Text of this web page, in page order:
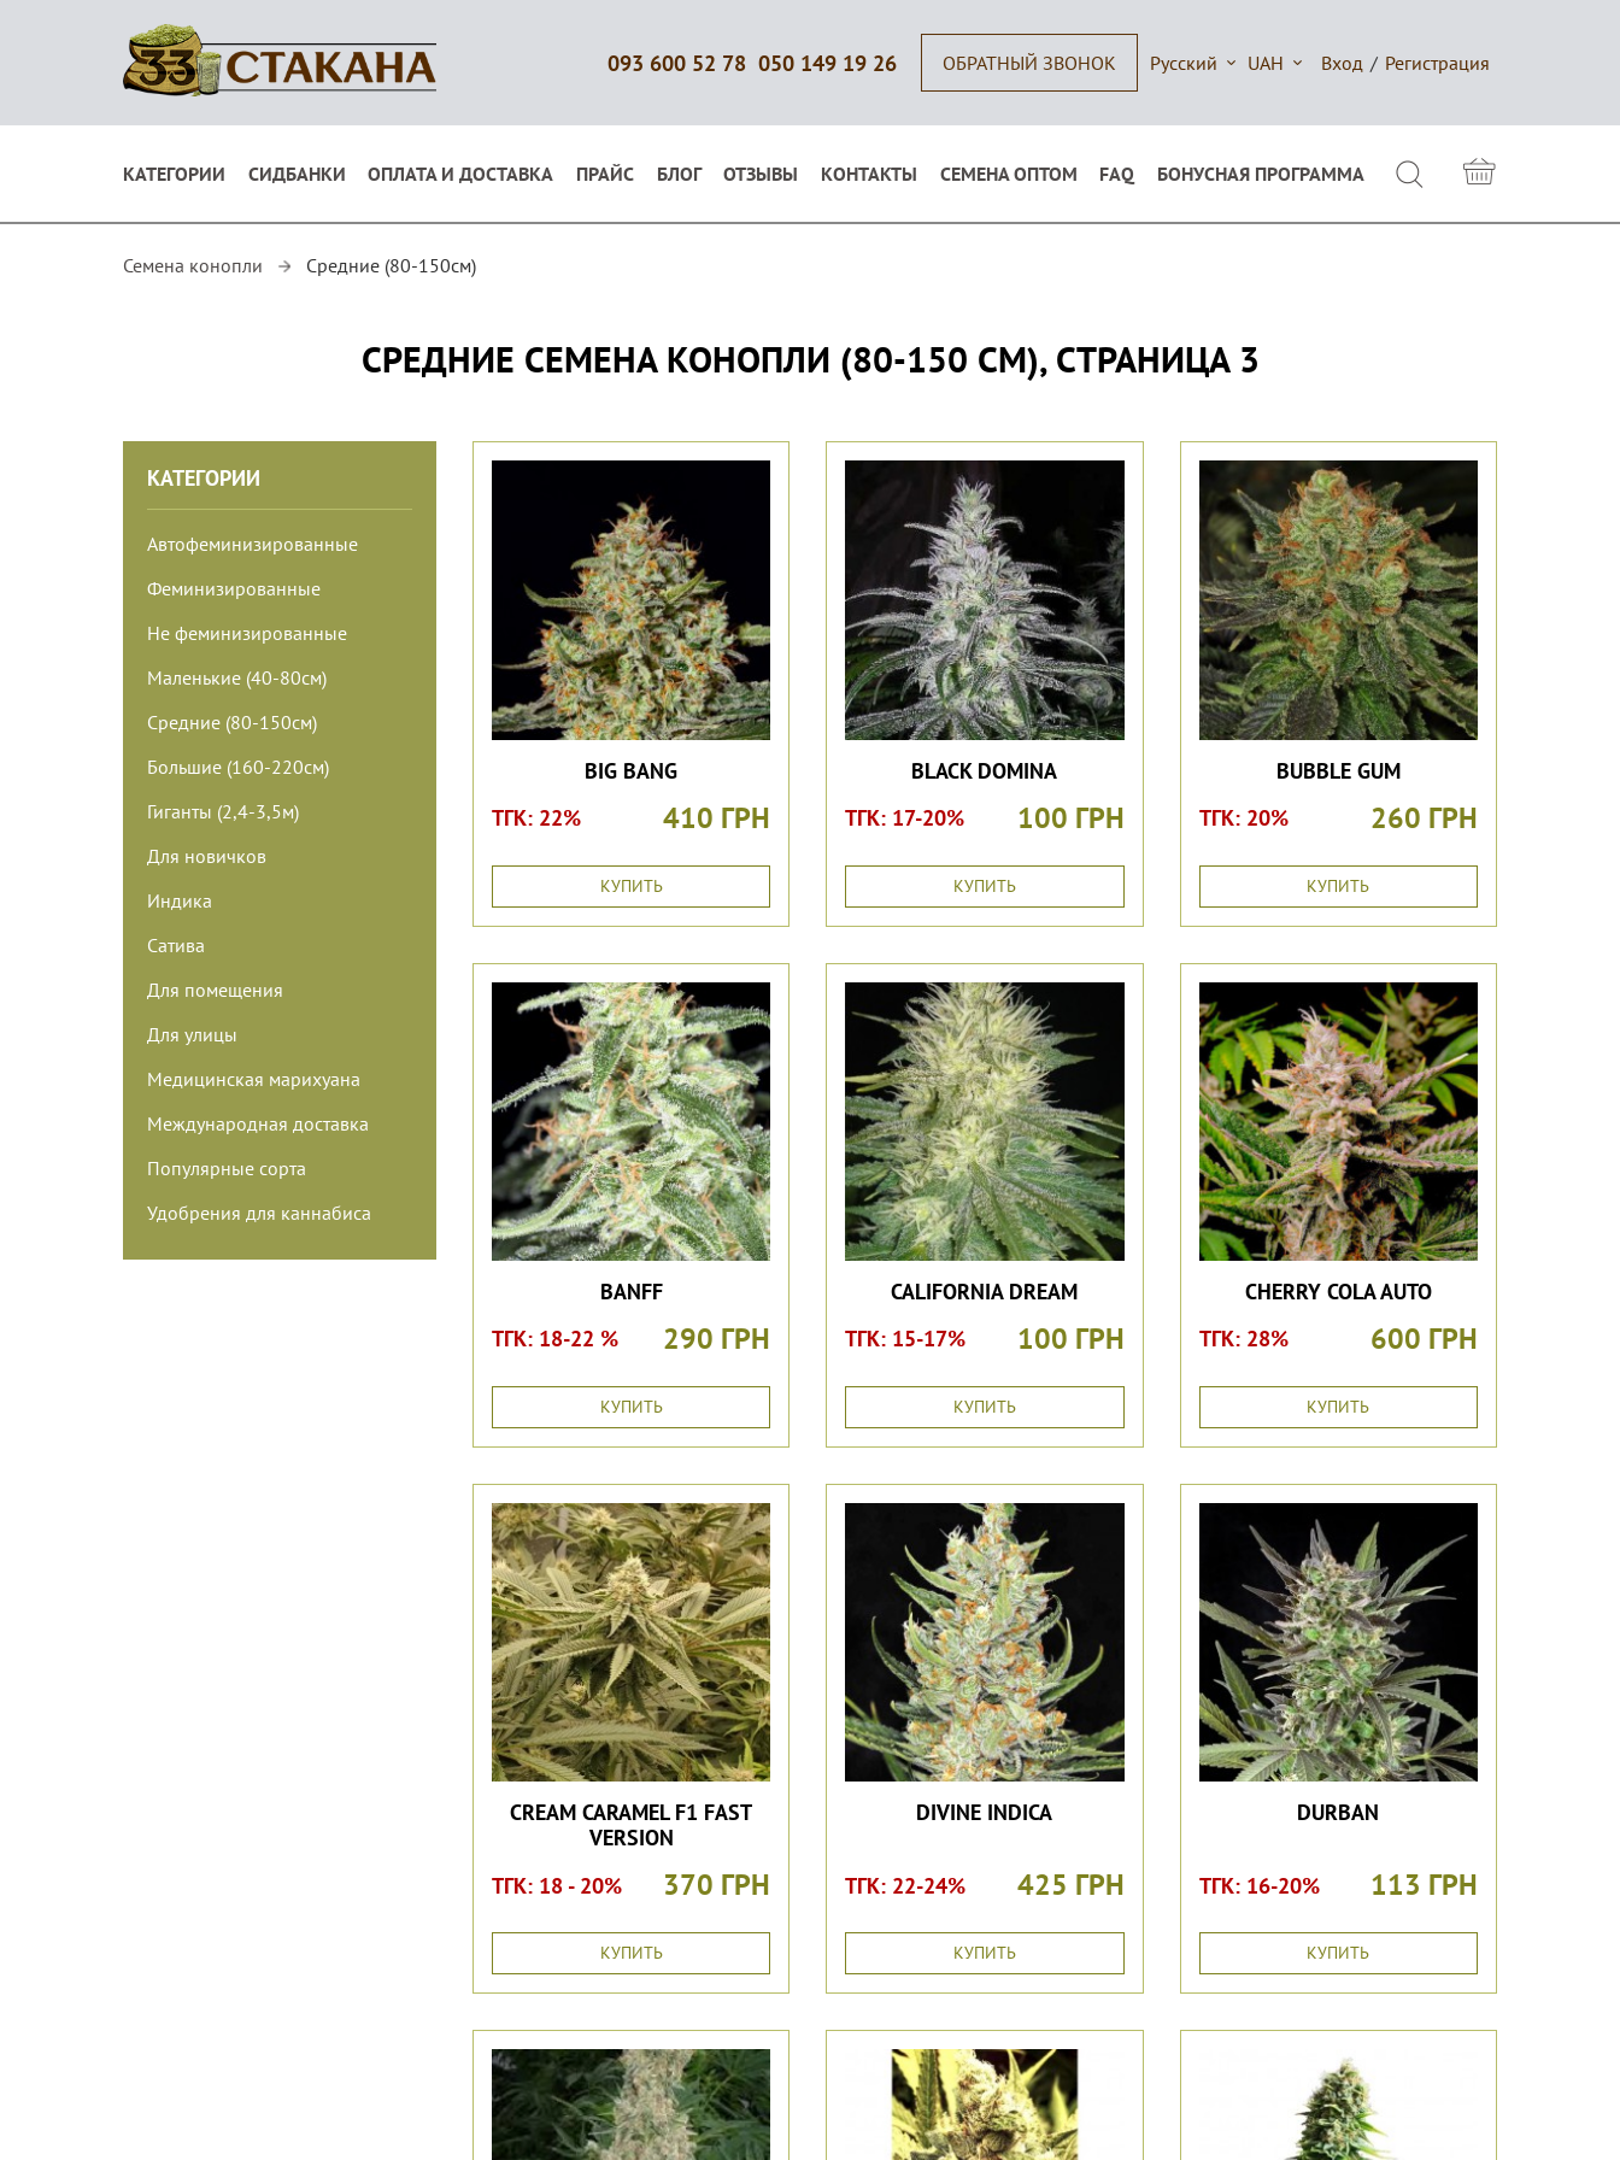
093 600 52 78 050 149 19 26 ОБРАТНЫЙ ЗВОНОК Русский UAH Вход / Регистрация
КАТЕГОРИИ СИДБАНКИ ОПЛАТА И ДОСТАВКА ПРАЙС БЛОГ ОТЗЫВЫ КОНТАКТЫ СЕМЕНА ОПТОМ FAQ БОНУСНАЯ ПРОГРАММА
Семена конопли Средние (80-150см)
СРЕДНИЕ СЕМЕНА КОНОПЛИ (80-150 СМ), СТРАНИЦА 3
КАТЕГОРИИ
Автофеминизированные
Феминизированные
Не феминизированные
Маленькие (40-80см)
Средние (80-150см)
Большие (160-220см)
Гиганты (2,4-3,5м)
Для новичков
Индика
Сатива
Для помещения
Для улицы
Медицинская марихуана
Международная доставка
Популярные сорта
Удобрения для каннабиса
BIG BANG
ТГК: 22%
410 ГРН
КУПИТЬ
BLACK DOMINA
ТГК: 17-20%
100 ГРН
КУПИТЬ
BUBBLE GUM
ТГК: 20%
260 ГРН
КУПИТЬ
BАNFF
ТГК: 18-22 %
290 ГРН
КУПИТЬ
CALIFORNIA DREAM
ТГК: 15-17%
100 ГРН
КУПИТЬ
CHERRY COLA AUTO
ТГК: 28%
600 ГРН
КУПИТЬ
CREAM CARAMEL F1 FAST
VERSION
ТГК: 18 - 20%
370 ГРН
КУПИТЬ
DIVINE INDICA
ТГК: 22-24% 425 ГРН
КУПИТЬ
DURBAN
ТГК: 16-20% 113 ГРН
КУПИТЬ